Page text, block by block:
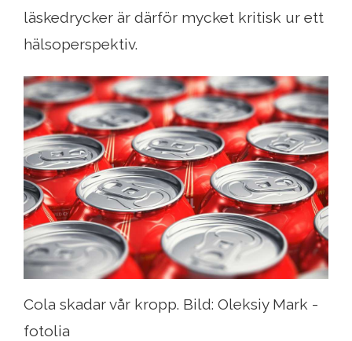
läskedrycker är därför mycket kritisk ur ett
hälsoperspektiv.
Cola skadar vår kropp. Bild: Oleksiy Mark -
fotolia